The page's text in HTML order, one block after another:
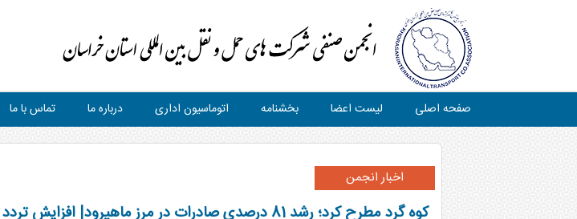
صفحه اصلی لیست اعضا بخشنامه اتوماسیون اداری درباره ما تماس با ما
اخبار انجمن
کوه گرد مطرح کرد؛ رشد 81 درصدی صادرات در مرز ماهیرود| افزایش تردد روزانه کامیون ها